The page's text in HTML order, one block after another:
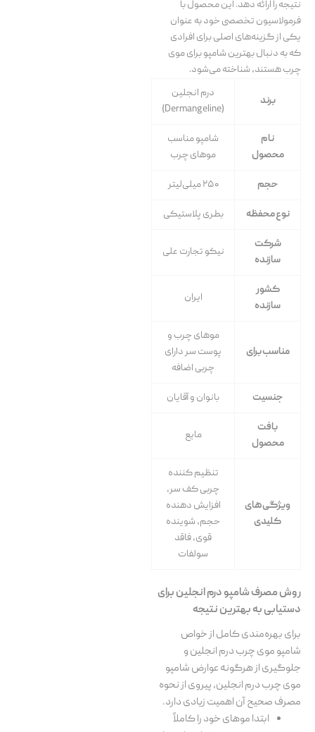
نتیجه را ارائه دهد. این محصول با
فرمولاسیون تخصصی خود به عنوان
یکی از گزینه‌های اصلی برای افرادی
که به دنبال بهترین شامپو برای موی
چرب هستند، شناخته می‌شود.
برند
درم انجلین
(Dermangeline)
نام
محصول
شامپو مناسب
موهای چرب
حجم ۲۵۰ میلی‌لیتر
نوع محفظه بطری پلاستیکی
شرکت
سازنده
نیکو تجارت علی
کشور
سازنده
ایران
مناسب برای
موهای چرب و
پوست سر دارای
چربی اضافه
جنسیت بانوان و آقایان
بافت
محصول
مایع
ویژگی‌های
کلیدی
تنظیم کننده
چربی کف سر،
افزایش دهنده
حجم، شوینده
قوی، فاقد
سولفات
روش مصرف شامپو درم انجلین برای
دستیابی به بهترین نتیجه
برای بهره‌مندی کامل از خواص
شامپو موی چرب درم انجلین و
جلوگیری از هرگونه عوارض شامپو
موی چرب درم انجلین، پیروی از نحوه
مصرف صحیح آن اهمیت زیادی دارد.
ابتدا موهای خود را کاملاً